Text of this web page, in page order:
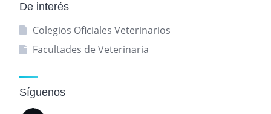
De interés
Colegios Oficiales Veterinarios
Facultades de Veterinaria
Síguenos